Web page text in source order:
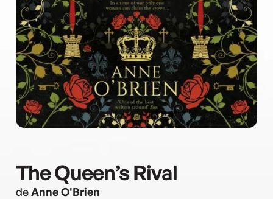
The Queen’s Rival
deAnne O'Brien